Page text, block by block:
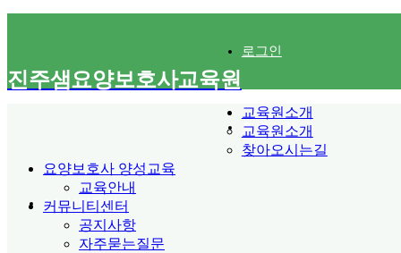
진주샘요양보호사교육원
로그인
회원가입
1:1 상담문의
교육원소개
교육원소개
찾아오시는길
요양보호사 양성교육
교육안내
커뮤니티센터
공지사항
자주묻는질문